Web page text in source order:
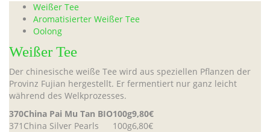
Weißer Tee
Aromatisierter Weißer Tee
Oolong
Weißer Tee
Der chinesische weiße Tee wird aus speziellen Pflanzen der
Provinz Fujian hergestellt. Er fermentiert nur ganz leicht
während des Welkprozesses.
370China Pai Mu Tan BIO100g9,80€
371 China Silver Pearls 100g6,80€